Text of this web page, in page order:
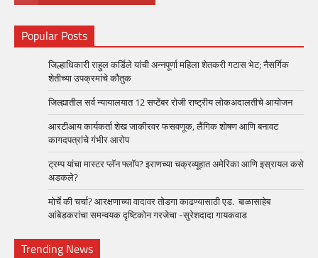
Popular Posts
जिल्हाधिकारी राहुल कर्डिले यांची अन्नपूर्णा महिला शेतकरी गटास भेट; नैसर्गिक
शेतीच्या उपक्रमांचे कौतुक
जिल्ह्यातील सर्व न्यायालयात 12 सप्टेंबर रोजी राष्ट्रीय लोकअदालतीचे आयोजन
आरटीआय कार्यकर्ता शेख जाकीरवर फसवणूक, लैंगिक शोषण आणि बनावट
कागदपत्रांचे गंभीर आरोप
ट्रम्प यांचा मास्टर प्लॅन फ्लॉप? इराणच्या चक्रव्यूहात अमेरिका आणि इस्रायल कसे
अडकले?
मोर्चे की चर्चा? आरक्षणाच्या वादावर तोडगा काढण्यासाठी एड. बाळासाहेब
आंबेडकरांचा समन्वयक दृष्टिकोन गरजेचा -सुरेशदादा गायकवाड
Trending News